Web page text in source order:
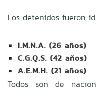
Los detenidos fueron
I.M.N.A. (26 años)
C.G.Q.S. (42 años)
A.E.M.H. (21 años)
Todos son de